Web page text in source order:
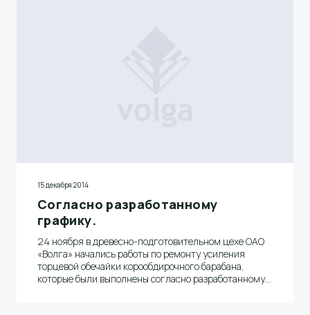
15 декабря 2014
Согласно разработанному
графику.
24 ноября в древесно-подготовительном цехе ОАО
«Волга» начались работы по ремонту усиления
торцевой обечайки корообдирочного барабана,
которые были выполнены согласно разработанному